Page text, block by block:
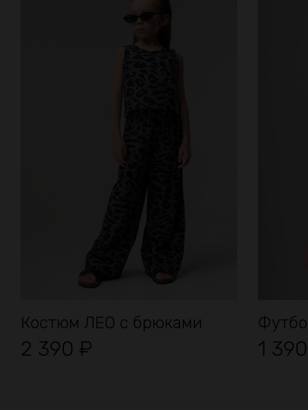
Костюм ЛЕО с брюками
2 390 ₽ 1